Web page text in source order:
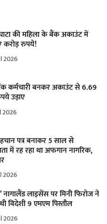
की महिला के बैंक अकाउंट में
रुपये!
2026
कर्मचारी बनकर अकाउंट से 6.69
उड़ाए
2026
पत्र बनाकर 5 साल से
में रह रहा था अफगान नागरिक,
2026
नागालैंड लाइसेंस पर मिनी फिरोज ने
विदेशी 9 एमएम पिस्तौल
2026